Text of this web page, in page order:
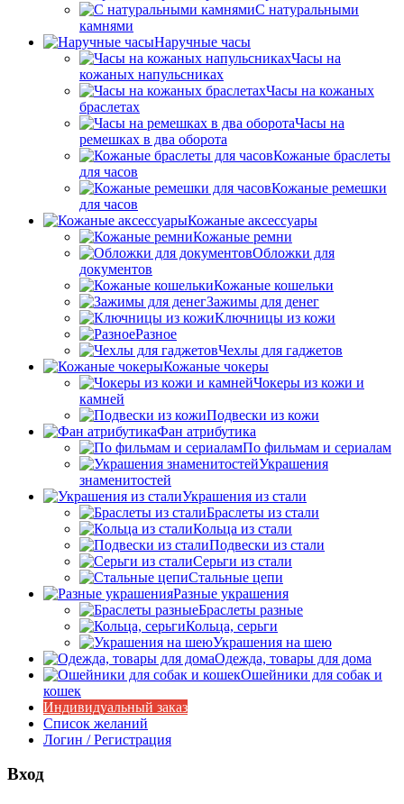
С натуральными
камнями
Наручные часы
Часы на
кожаных напульсниках
Часы на кожаных
браслетах
Часы на
ремешках в два оборота
Кожаные браслеты
для часов
Кожаные ремешки
для часов
Кожаные аксессуары
Кожаные ремни
Обложки для
документов
Кожаные кошельки
Зажимы для денег
Ключницы из кожи
Разное
Чехлы для гаджетов
Кожаные чокеры
Чокеры из кожи и
камней
Подвески из кожи
Фан атрибутика
По фильмам и сериалам
Украшения
знаменитостей
Украшения из стали
Браслеты из стали
Кольца из стали
Подвески из стали
Серьги из стали
Стальные цепи
Разные украшения
Браслеты разные
Кольца, серьги
Украшения на шею
Одежда, товары для дома
Ошейники для собак и
кошек
Индивидуальный заказ
Список желаний
Логин / Регистрация
Вход